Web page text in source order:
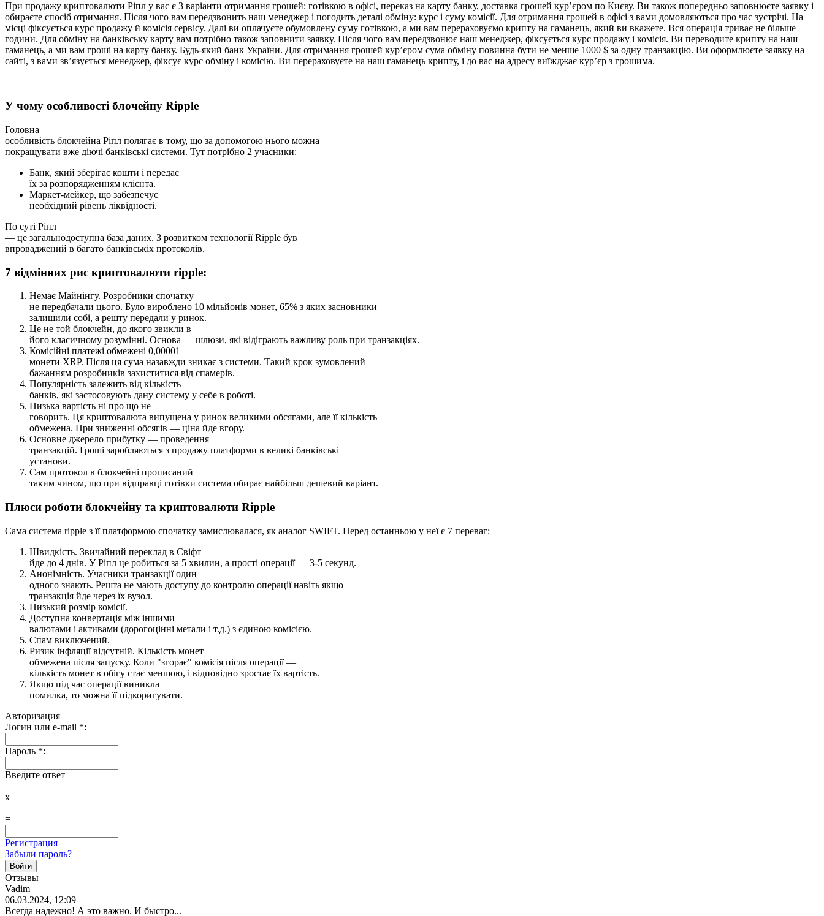
При продажу криптовалюти Ріпл у вас є 3 варіанти отримання грошей: готівкою в офісі, переказ на карту банку, доставка грошей кур’єром по Києву. Ви також попередньо заповнюєте заявку і
обираєте спосіб отримання. Після чого вам передзвонить наш менеджер і погодить деталі обміну: курс і суму комісії. Для отримання грошей в офісі з вами домовляються про час зустрічі. На
місці фіксується курс продажу й комісія сервісу. Далі ви оплачуєте обумовлену суму готівкою, а ми вам перераховуємо крипту на гаманець, який ви вкажете. Вся операція триває не більше
години. Для обміну на банківську карту вам потрібно також заповнити заявку. Після чого вам передзвонює наш менеджер, фіксується курс продажу і комісія. Ви переводите крипту на наш
гаманець, а ми вам гроші на карту банку. Будь-який банк України. Для отримання грошей кур’єром сума обміну повинна бути не менше 1000 $ за одну транзакцію. Ви оформлюєте заявку на
сайті, з вами зв’язується менеджер, фіксує курс обміну і комісію. Ви перераховуєте на наш гаманець крипту, і до вас на адресу виїжджає кур’єр з грошима.
У чому особливості блочейну Ripple
Головна
особливість блокчейна Ріпл полягає в тому, що за допомогою нього можна
покращувати вже діючі банківські системи. Тут потрібно 2 учасники:
Банк, який зберігає кошти і передає
їх за розпорядженням клієнта.
Маркет-мейкер, що забезпечує
необхідний рівень ліквідності.
По суті Ріпл
— це загальнодоступна база даних. З розвитком технології Ripple був
впроваджений в багато банківськіх протоколів.
7 відмінних рис криптовалюти ripple:
Немає Майнінгу. Розробники спочатку
не передбачали цього. Було вироблено 10 мільйонів монет, 65% з яких засновники
залишили собі, а решту передали у ринок.
Це не той блокчейн, до якого звикли в
його класичному розумінні. Основа — шлюзи, які відіграють важливу роль при транзакціях.
Комісійні платежі обмежені 0,00001
монети XRP. Після ця сума назавжди зникає з системи. Такий крок зумовлений
бажанням розробників захиститися від спамерів.
Популярність залежить від кількість
банків, які застосовують дану систему у себе в роботі.
Низька вартість ні про що не
говорить. Ця криптовалюта випущена у ринок великими обсягами, але її кількість
обмежена. При зниженні обсягів — ціна йде вгору.
Основне джерело прибутку — проведення
транзакцій. Гроші заробляються з продажу платформи в великі банківські
установи.
Сам протокол в блокчейні прописаний
таким чином, що при відправці готівки система обирає найбільш дешевий варіант.
Плюси роботи блокчейну та криптовалюти Ripple
Сама система ripple з її платформою спочатку замислювалася, як аналог SWIFT. Перед останньою у неї є 7 переваг:
Швидкість. Звичайний переклад в Свіфт
йде до 4 днів. У Ріпл це робиться за 5 хвилин, а прості операції — 3-5 секунд.
Анонімність. Учасники транзакції один
одного знають. Решта не мають доступу до контролю операції навіть якщо
транзакція йде через їх вузол.
Низький розмір комісії.
Доступна конвертація між іншими
валютами і активами (дорогоцінні метали і т.д.) з єдиною комісією.
Спам виключений.
Ризик інфляції відсутній. Кількість монет
обмежена після запуску. Коли "згорає" комісія після операції —
кількість монет в обігу стає меншою, і відповідно зростає їх вартість.
Якщо під час операції виникла
помилка, то можна її підкоригувати.
Авторизация
Логин или e-mail *:
Пароль *:
Введите ответ
x
=
Регистрация
Забыли пароль?
Отзывы
Vadim
06.03.2024, 12:09
Всегда надежно! А это важно. И быстро...